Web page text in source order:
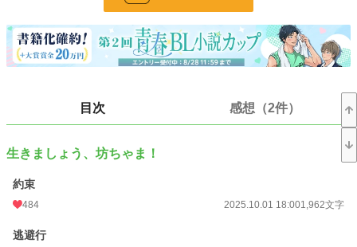
るぼっちゃまを守らねば、この世界はどうなることやら……！」
と、モブにあるまじき使命に燃えて、彼をゲーム内のキャラに近づけようと育て
始める、が……。
「うん！」
だがそんな中、少しずつ「いきましょう」の意味が変わってきたり来なかった
目次 感想（2件）
生きましょう、坊ちゃま！
約束
484 2025.10.01 18:001,962文字
逃避行